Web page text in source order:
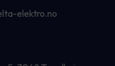
elektro.no